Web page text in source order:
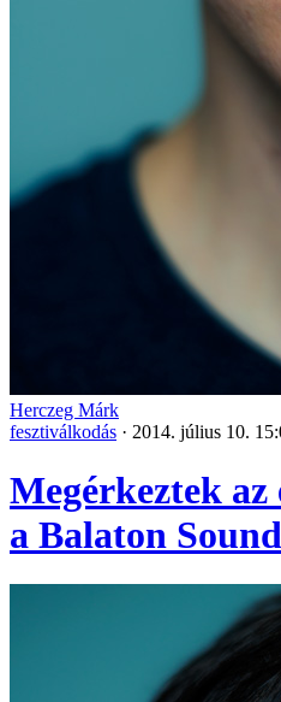
Herczeg Márk
fesztiválkodás · 2014. július 10.
Megérkeztek az
a Balaton